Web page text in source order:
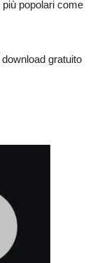
popolari come
gratuito